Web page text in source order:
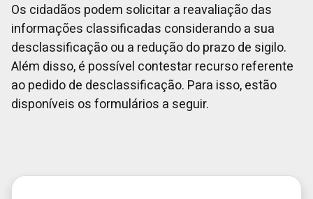
Os cidadãos podem solicitar a reavaliação das
informações classificadas considerando a sua
desclassificação ou a redução do prazo de sigilo.
Além disso, é possível contestar recurso referente
ao pedido de desclassificação. Para isso, estão
disponíveis os formulários a seguir.